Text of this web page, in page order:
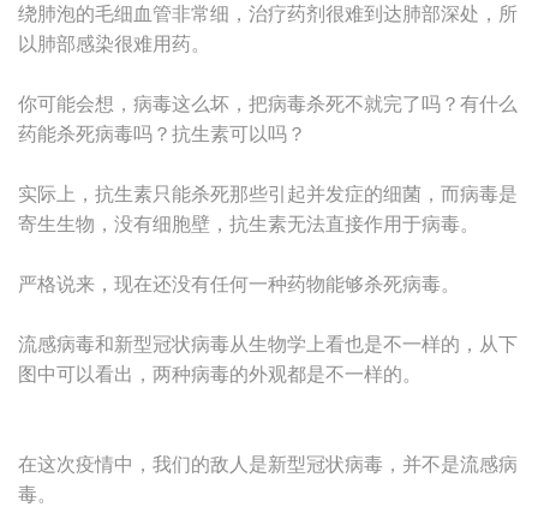
绕肺泡的毛细血管非常细，治疗药剂很难到达肺部深处，所
以肺部感染很难用药。
你可能会想，病毒这么坏，把病毒杀死不就完了吗？有什么
药能杀死病毒吗？抗生素可以吗？
实际上，抗生素只能杀死那些引起并发症的细菌，而病毒是
寄生生物，没有细胞壁，抗生素无法直接作用于病毒。
严格说来，现在还没有任何一种药物能够杀死病毒。
流感病毒和新型冠状病毒从生物学上看也是不一样的，从下
图中可以看出，两种病毒的外观都是不一样的。
在这次疫情中，我们的敌人是新型冠状病毒，并不是流感病
毒。